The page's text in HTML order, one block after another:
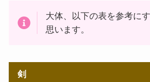
大体、以下の表を参考に
思います。
剣